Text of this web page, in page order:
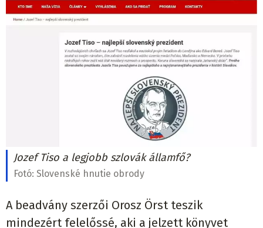
Jozef Tiso a legjobb szlovák államfő?
Fotó: Slovenské hnutie obrody
A beadvány szerzői Orosz Örst teszik
mindezért felelőssé, aki a jelzett könyvet